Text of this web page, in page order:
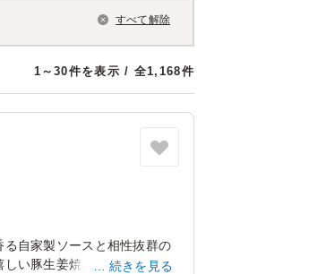
すべて解除
1～30件を表示 / 全1,168件
自家製ソースと相性抜群の
い豚生姜焼きをお楽しみ下
続きを見る